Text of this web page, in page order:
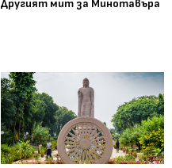
Другият мит за Минотавъра